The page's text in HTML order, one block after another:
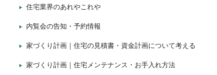
住宅業界のあれやこれや
内覧会の告知・予約情報
家づくり計画｜住宅の見積書・資金計画について考える
家づくり計画｜住宅メンテナンス・お手入れ方法